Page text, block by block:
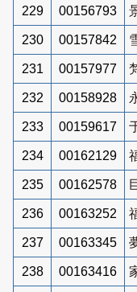
229 00156793
230 00157842
231 00157977
232 00158928
233 00159617
234 00162129
235 00162578
236 00163252
237 00163345
238 00163416